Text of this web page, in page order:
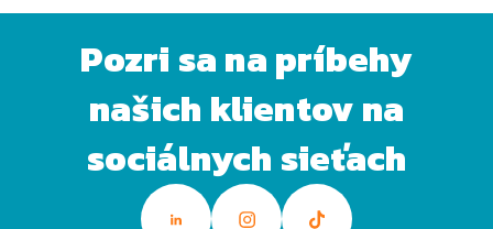
Pozri sa na príbehy
našich klientov na
sociálnych sieťach